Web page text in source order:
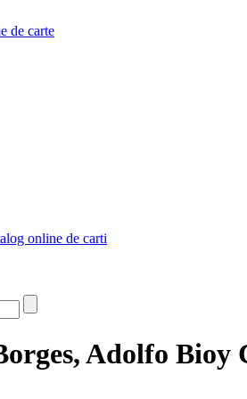
online de carti
Adolfo Bioy